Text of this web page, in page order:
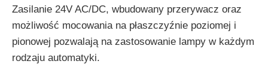
Zasilanie 24V AC/DC, wbudowany przerywacz oraz
możliwość mocowania na płaszczyźnie poziomej i
pionowej pozwalają na zastosowanie lampy w każdym
rodzaju automatyki.